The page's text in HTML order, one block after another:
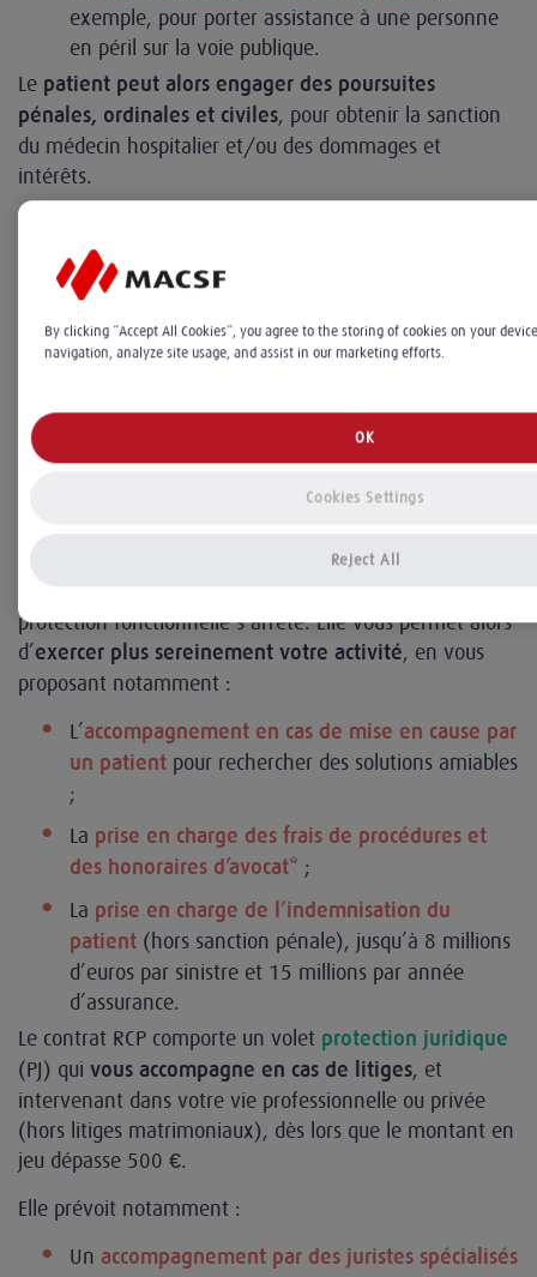
exemple, pour porter assistance à une personne
en péril sur la voie publique.
Le patient peut alors engager des poursuites
pénales, ordinales et civiles, pour obtenir la sanction
du médecin hospitalier et/ou des dommages et
intérêts.
professionnelle - protection juridique
MACSF : la solution pour se protéger
éprouvantes.Les conséquences juridiques et
financières sont lourdes à assumer pour le médecin
d’emprisonnement, amende, versement d’une
indemnisation à la victime…
Le contrat RCPde la MACSF prend le relai là où la
protection fonctionnelle s’arrête. Elle vous permet alors
d’exercer plus sereinement votre activité, en vous
proposant notamment :
L’accompagnement en cas de mise en cause par
un patient pour rechercher des solutions amiables
;
La prise en charge des frais de procédures et
des honoraires d’avocat* ;
La prise en charge de l’indemnisation du
patient (hors sanction pénale), jusqu’à 8 millions
d’euros par sinistre et 15 millions par année
d’assurance.
Le contrat RCP comporte un volet protection juridique
(PJ) qui vous accompagne en cas de litiges, et
intervenant dans votre vie professionnelle ou privée
(hors litiges matrimoniaux), dès lors que le montant en
jeu dépasse 500 €.
Elle prévoit notamment :
Un accompagnement par des juristes spécialisés
By clicking “Accept All Cookies”, you agree to the storing of cookies on your
navigation, analyze site usage, and assist in our marketing efforts.
Reject All
OK
Cookies Settings